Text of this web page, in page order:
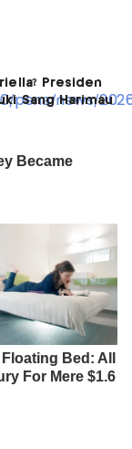
Presiden
Sang Harimau